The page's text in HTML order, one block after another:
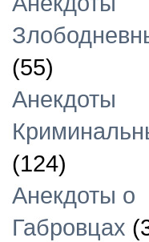
(55)
Анекдоты
(124)
Анекдоты о
Габровцах